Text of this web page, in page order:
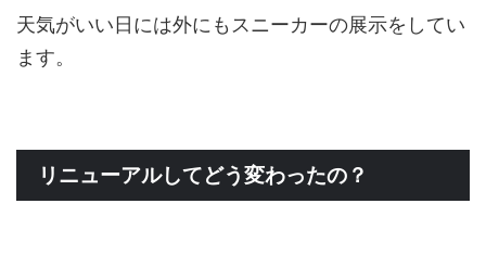
天気がいい日には外にもスニーカーの展示をしてい
ます。
リニューアルしてどう変わったの？